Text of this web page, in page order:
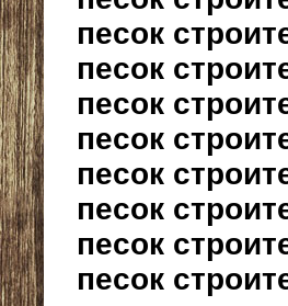
песок
песок
песок
песок
песок
песок
песок
песок